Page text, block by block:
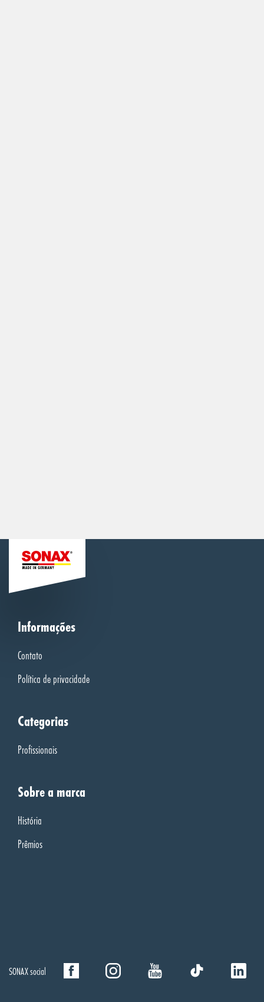
Informações
Contato
Política de privacidade
Categorias
Profissionais
Sobre a marca
História
Prêmios
SONAX social